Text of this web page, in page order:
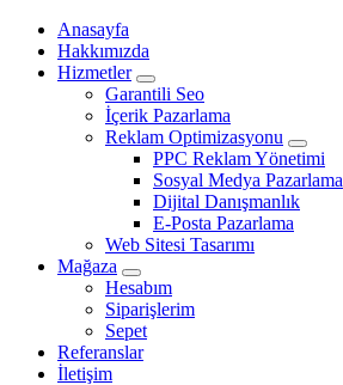
Anasayfa
Hakkımızda
Hizmetler
Garantili Seo
İçerik Pazarlama
Reklam Optimizasyonu
PPC Reklam Yönetimi
Sosyal Medya Pazarlama
Dijital Danışmanlık
E-Posta Pazarlama
Web Sitesi Tasarımı
Mağaza
Hesabım
Siparişlerim
Sepet
Referanslar
İletişim